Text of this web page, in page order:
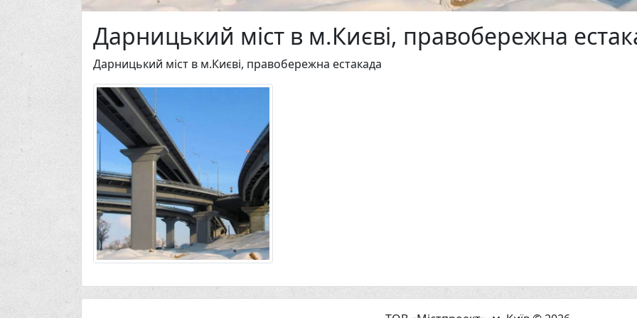
Дарницький міст в м.Києві, правобережна
Дарницький міст в м.Києві, правобережна естакада